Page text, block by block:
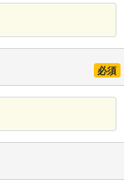
必須